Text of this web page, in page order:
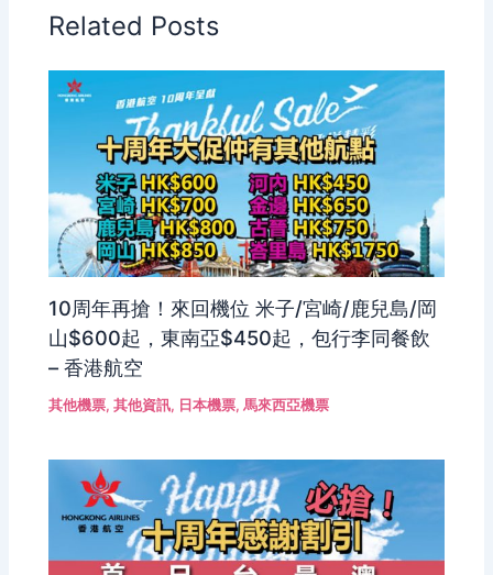
Related Posts
10周年再搶！來回機位 米子/宮崎/鹿兒島/岡
山$600起，東南亞$450起，包行李同餐飲
– 香港航空
其他機票,其他資訊, 日本機票,馬來西亞機票